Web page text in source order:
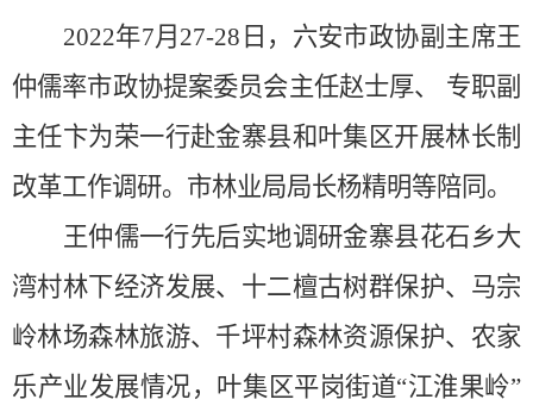
2022年7月27-28日，六安市政协副主席王
仲儒率市政协提案委员会主任赵士厚、 专职副
主任卞为荣一行赴金寨县和叶集区开展林长制
改革工作调研。市林业局局长杨精明等陪同。
王仲儒一行先后实地调研金寨县花石乡大
湾村林下经济发展、十二檀古树群保护、马宗
岭林场森林旅游、千坪村森林资源保护、农家
乐产业发展情况，叶集区平岗街道“江淮果岭”